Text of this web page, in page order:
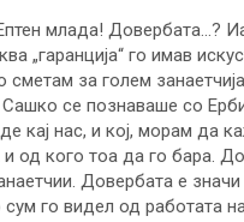
млада! Довербата…?
„гаранција“ го имав
сметам за голем
се познаваше со
кај нас, и кој, морам да
и од кого тоа да го бара.
Довербата е
го видел од работата